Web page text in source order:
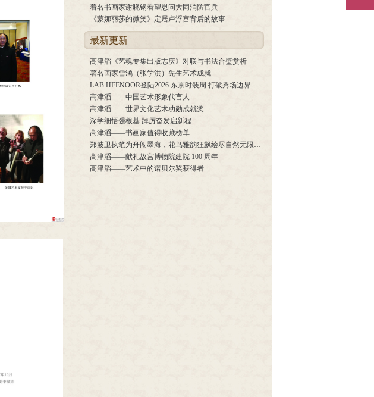
着名书画家谢晓钢看望慰问大同消防官兵
《蒙娜丽莎的微笑》定居卢浮宫背后的故事
最新更新
高津滔《艺魂专集出版志庆》对联与书法合璧赏析
著名画家雪鸿（张学洪）先生艺术成就
LAB HEENOOR登陆2026 东京时装周 打破秀场边界，重塑生活载体
高津滔——中国艺术形象代言人
高津滔——世界文化艺术功勋成就奖
深学细悟强根基 踔厉奋发启新程
高津滔——书画家值得收藏榜单
郑波卫执笔为舟闯墨海，花鸟雅韵狂飙绘尽自然无限生机！
高津滔——献礼故宫博物院建院 100 周年
高津滔——艺术中的诺贝尔奖获得者